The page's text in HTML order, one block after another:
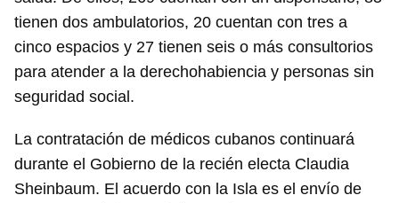
tienen dos ambulatorios, 20 cuentan con tres a
cinco espacios y 27 tienen seis o más consultorios
para atender a la derechohabiencia y personas sin
seguridad social.
La contratación de médicos cubanos continuará
durante el Gobierno de la recién electa Claudia
Sheinbaum. El acuerdo con la Isla es el envío de